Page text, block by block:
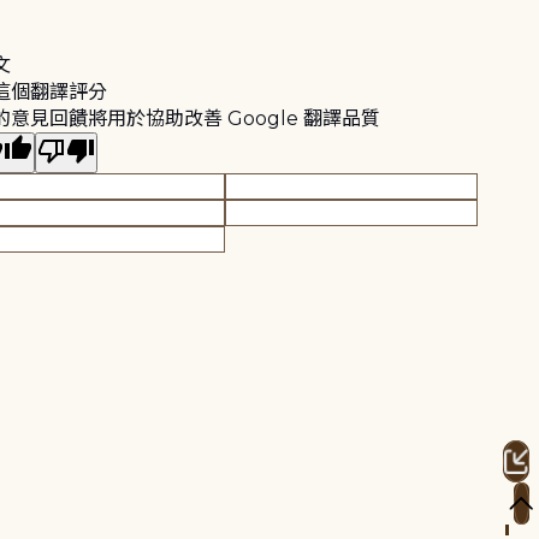
個翻譯評分
意見回饋將用於協助改善 Google 翻譯品質